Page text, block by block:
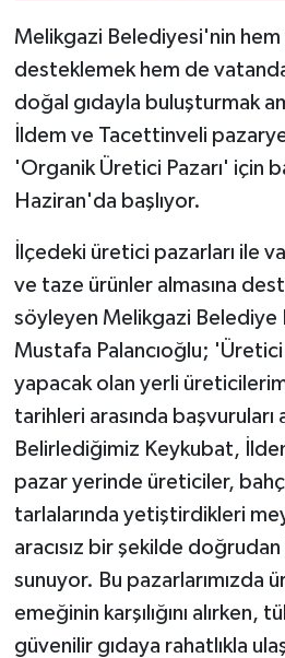
Melikgazi Belediyesi'nin
desteklemek hem de
doğal gıdayla buluşturmak
İldem ve Tacettinveli
'Organik Üretici Pazarı' için
Haziran'da başlıyor.
İlçedeki üretici pazarları ile
ve taze ürünler almasına
söyleyen Melikgazi Belediye
Mustafa Palancıoğlu; 'Üretici
yapacak olan yerli
tarihleri arasında başvuruları
Belirlediğimiz Keykubat,
pazar yerinde üreticiler,
tarlalarında yetiştirdikleri
aracısız bir şekilde
sunuyor. Bu pazarlarımızda
emeğinin karşılığını alırken,
güvenilir gıdaya rahatlıkla